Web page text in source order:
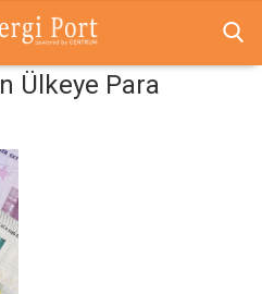
Ülkeye Para